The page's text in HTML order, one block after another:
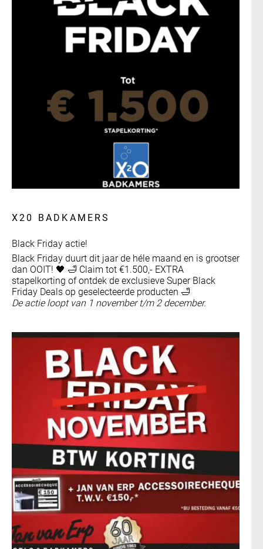
X20 BADKAMERS
Black Friday actie!
Black Friday duurt dit jaar de héle maand en is grootser
dan OOIT! 🖤 🛁 Claim tot €1.500,- EXTRA
stapelkorting of ontdek de exclusieve Super Black
Friday Deals op geselecteerde producten 🛁
De actie loopt van 1 november t/m 2 december.